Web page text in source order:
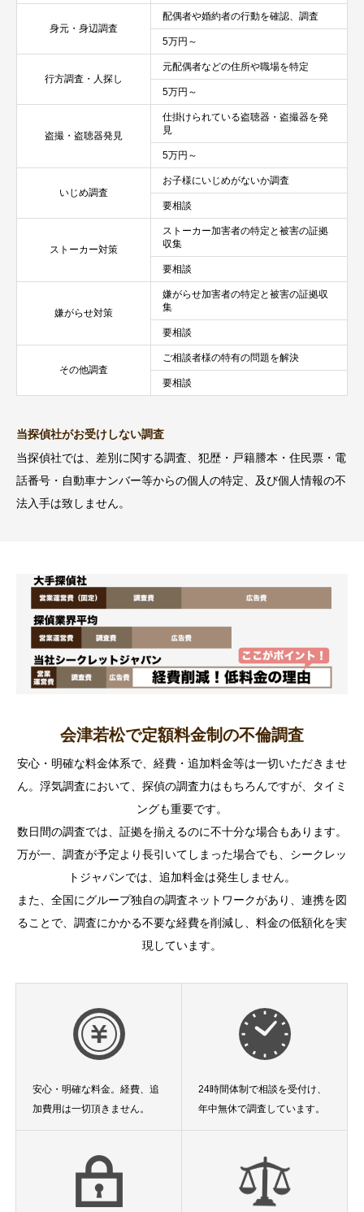
身元・身辺調査
配偶者や婚約者の行動を確認、調査
5万円～
行方調査・人探し
元配偶者などの住所や職場を特定
5万円～
盗撮・盗聴器発見
仕掛けられている盗聴器・盗撮器を発
見
5万円～
いじめ調査
お子様にいじめがないか調査
要相談
ストーカー対策
ストーカー加害者の特定と被害の証拠
収集
要相談
嫌がらせ対策
嫌がらせ加害者の特定と被害の証拠収
集
要相談
その他調査
ご相談者様の特有の問題を解決
要相談
当探偵社がお受けしない調査
当探偵社では、差別に関する調査、犯歴・戸籍謄本・住民票・電
話番号・自動車ナンバー等からの個人の特定、及び個人情報の不
法入手は致しません。
会津若松で定額料金制の不倫調査
安心・明確な料金体系で、経費・追加料金等は一切いただきませ
ん。浮気調査において、探偵の調査力はもちろんですが、タイミ
ングも重要です。
数日間の調査では、証拠を揃えるのに不十分な場合もあります。
万が一、調査が予定より長引いてしまった場合でも、シークレッ
トジャパンでは、追加料金は発生しません。
また、全国にグループ独自の調査ネットワークがあり、連携を図
ることで、調査にかかる不要な経費を削減し、料金の低額化を実
現しています。
安心・明確な料金。経費、追
加費用は一切頂きません。
24時間体制で相談を受付け、
年中無休で調査しています。